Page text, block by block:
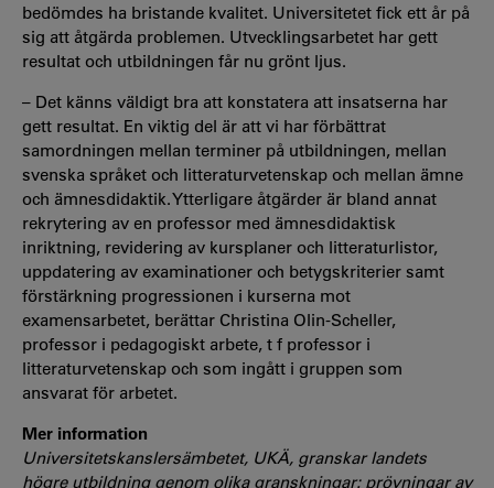
bedömdes ha bristande kvalitet. Universitetet fick ett år på
sig att åtgärda problemen. Utvecklingsarbetet har gett
resultat och utbildningen får nu grönt ljus.
– Det känns väldigt bra att konstatera att insatserna har
gett resultat. En viktig del är att vi har förbättrat
samordningen mellan terminer på utbildningen, mellan
svenska språket och litteraturvetenskap och mellan ämne
och ämnesdidaktik. Ytterligare åtgärder är bland annat
rekrytering av en professor med ämnesdidaktisk
inriktning, revidering av kursplaner och litteraturlistor,
uppdatering av examinationer och betygskriterier samt
förstärkning progressionen i kurserna mot
examensarbetet, berättar Christina Olin-Scheller,
professor i pedagogiskt arbete, t f professor i
litteraturvetenskap och som ingått i gruppen som
ansvarat för arbetet.
Mer information
Universitetskanslersämbetet, UKÄ, granskar landets
högre utbildning genom olika granskningar: prövningar av